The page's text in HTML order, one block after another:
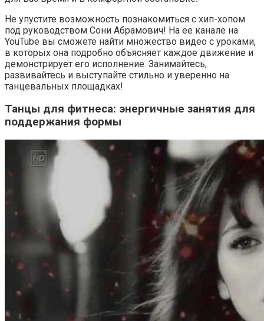
Не упустите возможность познакомиться с хип-хопом
под руководством Сони Абрамович! На ее канале на
YouTube вы сможете найти множество видео с уроками,
в которых она подробно объясняет каждое движение и
демонстрирует его исполнение. Занимайтесь,
развивайтесь и выступайте стильно и уверенно на
танцевальных площадках!
Танцы для фитнеса: энергичные занятия для
поддержания формы